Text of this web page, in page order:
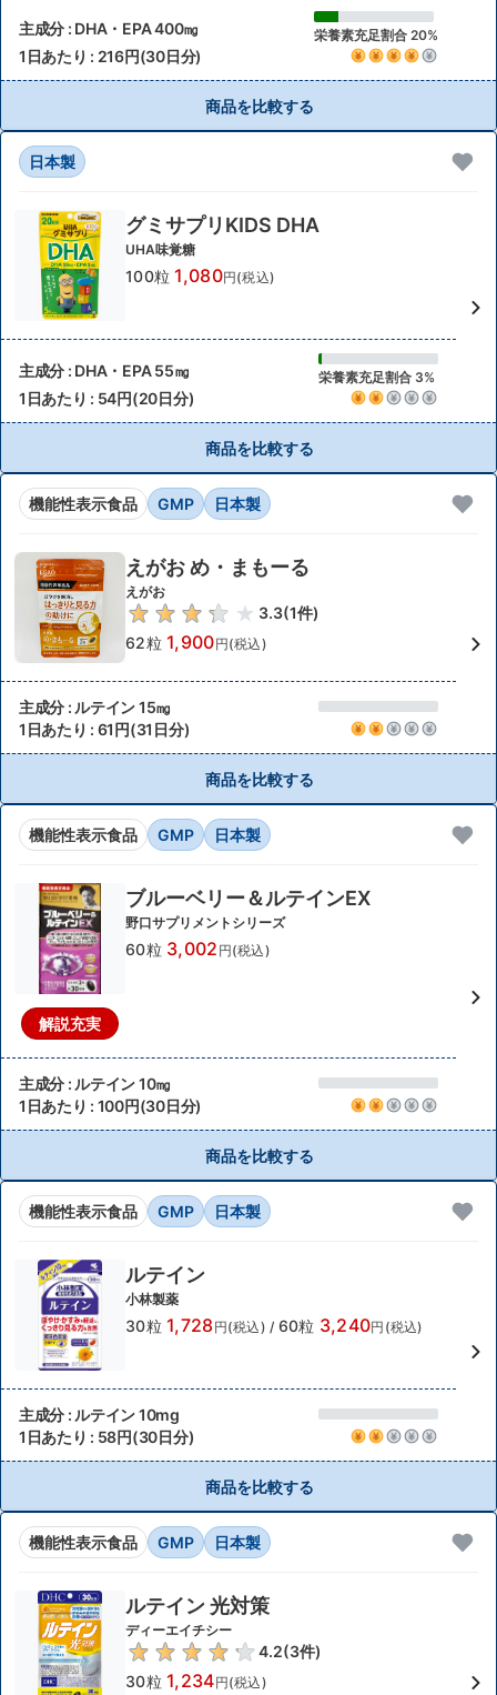
主成分 : DHA・EPA 400㎎ 栄養素充足割合 20%
1日あたり : 216円(30日分)
商品を比較する
日本製
グミサプリKIDS DHA
UHA味覚糖
100粒 1,080円(税込)
主成分 : DHA・EPA 55㎎ 栄養素充足割合 3%
1日あたり : 54円(20日分)
商品を比較する
機能性表示食品 GMP 日本製
えがお め・まもーる
えがお
3.3(1件)
62粒 1,900円(税込)
主成分 : ルテイン 15㎎
1日あたり : 61円(31日分)
商品を比較する
機能性表示食品 GMP 日本製
解説充実
ブルーベリー＆ルテインEX
野口サプリメントシリーズ
60粒 3,002 円(税込)
主成分 : ルテイン 10㎎
1日あたり : 100円(30日分)
商品を比較する
機能性表示食品 GMP 日本製
ルテイン
小林製薬
30粒 1,728円(税込) / 60粒 3,240円(税込)
主成分 : ルテイン 10mg
1日あたり : 58円(30日分)
商品を比較する
機能性表示食品 GMP 日本製
ルテイン 光対策
ディーエイチシー
4.2(3件)
30粒 1,234円(税込)